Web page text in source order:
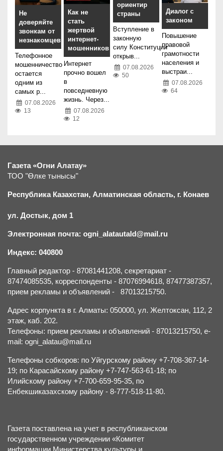
Не
доверяйте
звонкам от
незнакомцев
Телефонное
мошенничество
остается
одним из
самых р...
07.08.2026
13
Как не
стать
жертвой
интернет-
мошенников
Интернет
прочно вошел
в
повседневную
жизнь. Через...
07.08.2026
12
ориентир
страны
Вступление в
законную
силу Конституции
открыв...
07.08.2026
50
Диалог с
законом
Повышение
правовой
грамотности
населения и
выстраи...
07.08.2026
64
Газета «Огни Алатау»
ТОО "Өлке тынысы"
Республика Казахстан, Алматинская область, г. Конаев
ул. Достык, дом 1
Электронная почта: ogni_alatautald@mail.ru
Индекс: 040800
Главный редактор - 87081441208, секретариат -
87474085535, корреспонденты - 87076994618, 87477387357,
прием рекламы и объявлений - 87013215750.
Адрес корпункта в г. Алматы: 050000, ул. Желтоксан, 112, 2
этаж, каб. 202.
Телефоны: прием рекламы и объявлений - 87013215750, e-
mail: ogni_alatau@mail.ru
Телефоны собкоров: по Уйгурскому району +7-708-367-14-
19; по Карасайскому району +7-747-563-61-18; по
Илийскому району +7-700-659-95-35, по
Енбекшиказахскому району - 8-777-518-11-80.
Газета поставлена на учет в республиканском
государственном учреждении «Комитет
информации Министерства культуры и